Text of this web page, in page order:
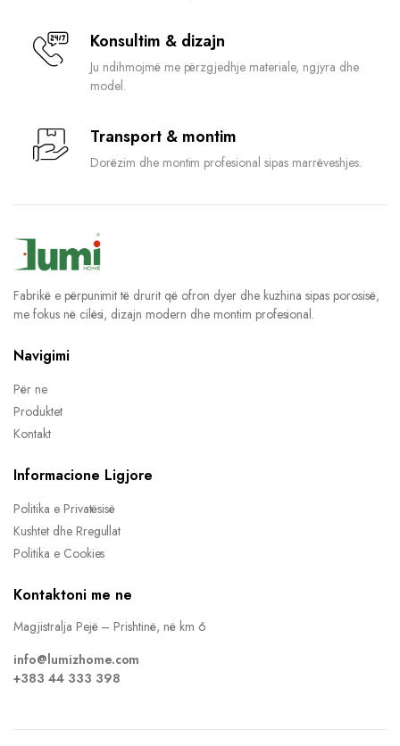
Konsultim & dizajn
Ju ndihmojmë me përzgjedhje materiale, ngjyra dhe
model.
Transport & montim
Dorëzim dhe montim profesional sipas marrëveshjes.
Fabrikë e përpunimit të drurit që ofron dyer dhe kuzhina sipas porosisë,
me fokus në cilësi, dizajn modern dhe montim profesional.
Navigimi
Për ne
Produktet
Kontakt
Informacione Ligjore
Politika e Privatësisë
Kushtet dhe Rregullat
Politika e Cookies
Kontaktoni me ne
Magjistralja Pejë – Prishtinë, në km 6
info@lumizhome.com
+383 44 333 398